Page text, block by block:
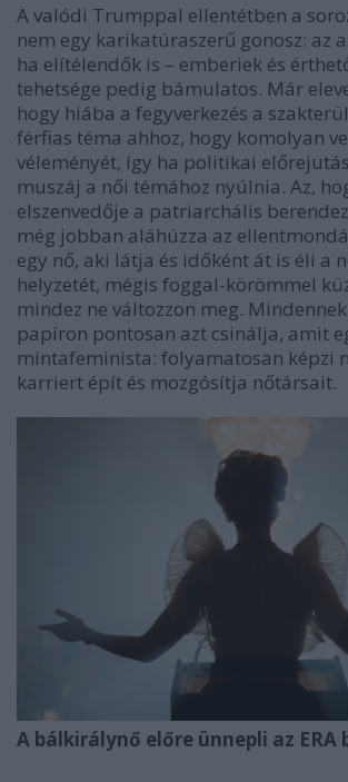
A valódi Trumppal ellentétben a
nem egy karikatúraszerű gonosz: az
ha elítélendők is – emberiek és
tehetsége pedig bámulatos. Már
hogy hiába a fegyverkezés a
férfias téma ahhoz, hogy komolyan
véleményét, így ha politikai
muszáj a női témához nyúlnia. Az,
elszenvedője a patriarchális
még jobban aláhúzza az
egy nő, aki látja és időként át is éli a
helyzetét, mégis foggal-körömmel
mindez ne változzon meg.
papíron pontosan azt csinálja, amit
mintafeminista: folyamatosan képzi
karriert épít és mozgósítja nőtársait.
A bálkirálynő előre ünnepli az ERA